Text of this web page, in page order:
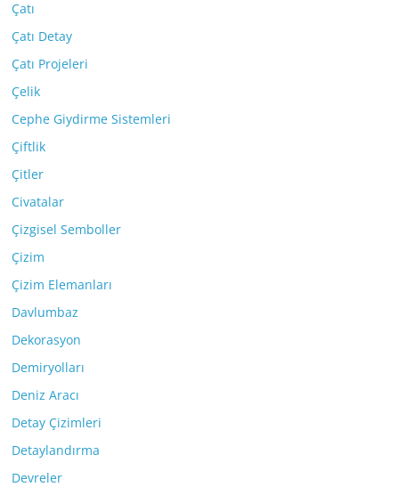
Çatı
Çatı Detay
Çatı Projeleri
Çelik
Cephe Giydirme Sistemleri
Çiftlik
Çitler
Civatalar
Çizgisel Semboller
Çizim
Çizim Elemanları
Davlumbaz
Dekorasyon
Demiryolları
Deniz Aracı
Detay Çizimleri
Detaylandırma
Devreler